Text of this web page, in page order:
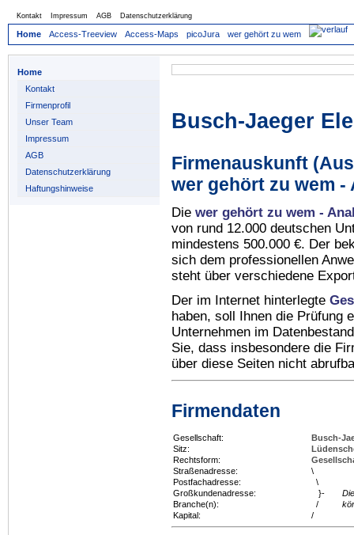
Kontakt Impressum AGB Datenschutzerklärung
Home Access-Treeview Access-Maps picoJura wer gehört zu wem
Home
Kontakt
Firmenprofil
Unser Team
Impressum
AGB
Datenschutzerklärung
Haftungshinweise
Busch-Jaeger
Firmenauskunft
wer gehört zu wem -
Die wer gehört zu wem -
von rund 12.000 deutschen
mindestens 500.000 €. Der
sich dem professionellen
steht über verschiedene
Der im Internet hinterlegte
haben, soll Ihnen die Prüfung
Unternehmen im
Sie, dass insbesondere die
über diese Seiten nicht
Firmendaten
Gesellschaft:
Busch-
Sitz:
Rechtsform:
Straßenadresse:
\
Postfachadresse:
\
Großkundenadresse:
}-
Branche(n):
/
Kapital:
/